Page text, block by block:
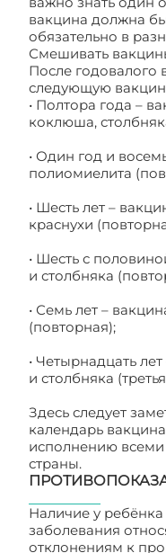
вакцина должна
обязательно в
Смешивать
После годовалого
следующую
• Полтора года –
коклюша,
• Один год и
полиомиелита
• Шесть лет –
краснухи
• Шесть с
и столбняка
• Семь лет –
(повторная);
• Четырнадцать
и столбняка
Здесь следует
календарь
исполнению
страны.
Наличие у
заболевания
отклонениям к